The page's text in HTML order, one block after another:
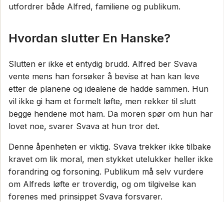
utfordrer både Alfred, familiene og publikum.
Hvordan slutter En Hanske?
Slutten er ikke et entydig brudd. Alfred ber Svava
vente mens han forsøker å bevise at han kan leve
etter de planene og idealene de hadde sammen. Hun
vil ikke gi ham et formelt løfte, men rekker til slutt
begge hendene mot ham. Da moren spør om hun har
lovet noe, svarer Svava at hun tror det.
Denne åpenheten er viktig. Svava trekker ikke tilbake
kravet om lik moral, men stykket utelukker heller ikke
forandring og forsoning. Publikum må selv vurdere
om Alfreds løfte er troverdig, og om tilgivelse kan
forenes med prinsippet Svava forsvarer.